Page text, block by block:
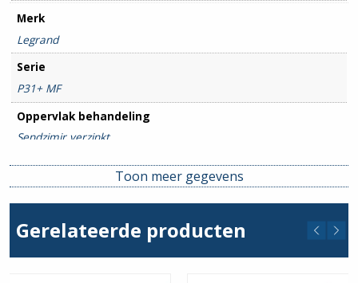
Merk
Legrand
Serie
P31+ MF
Oppervlak behandeling
Sendzimir verzinkt
Breedte goot
100mm
60mm
Hulpstuk
Toon meer gegevens
Gerelateerde producten